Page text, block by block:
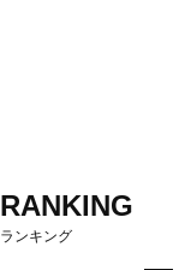
RANKING
ランキング